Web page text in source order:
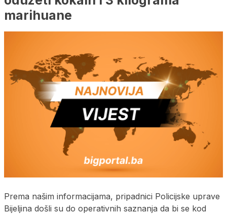
marihuane
Prema našim informacijama, pripadnici Policijske uprave
Bijeljina došli su do operativnih saznanja da bi se kod